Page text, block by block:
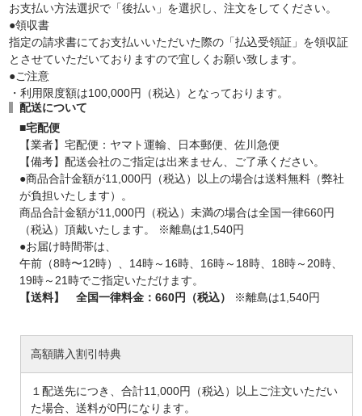
お支払い方法選択で「後払い」を選択し、注文をしてください。
●領収書
指定の請求書にてお支払いいただいた際の「払込受領証」を領収証
とさせていただいておりますので宜しくお願い致します。
●ご注意
・利用限度額は100,000円（税込）となっております。
配送について
■宅配便
【業者】宅配便：ヤマト運輸、日本郵便、佐川急便
【備考】配送会社のご指定は出来ません、ご了承ください。
●商品合計金額が11,000円（税込）以上の場合は送料無料（弊社
が負担いたします）。
商品合計金額が11,000円（税込）未満の場合は全国一律660円
（税込）頂戴いたします。 ※離島は1,540円
●お届け時間帯は、
午前（8時〜12時）、14時～16時、16時～18時、18時～20時、
19時～21時でご指定いただけます。
【送料】 全国一律料金：660円（税込）
※離島は1,540円
高額購入割引特典
１配送先につき、合計11,000円（税込）以上ご注文いただい
た場合、送料が0円になります。